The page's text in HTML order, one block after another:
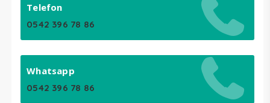
Telefon
0542 396 78 86
Whatsapp
0542 396 78 86